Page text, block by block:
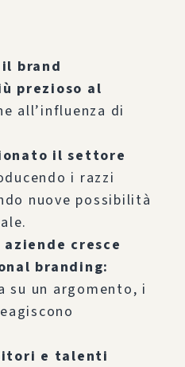
brand
prezioso al
all’influenza di
il settore
i razzi
nuove possibilità
cresce
branding:
su un argomento, i
e talenti